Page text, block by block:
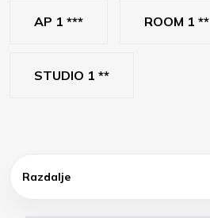
AP 1 *** ROOM 1 **
STUDIO 1 **
Razdalje